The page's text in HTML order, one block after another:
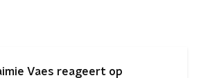
Vaes reageert op